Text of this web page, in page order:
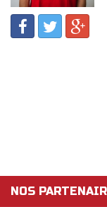
NOS